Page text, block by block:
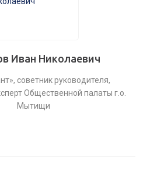
Иван Николаевич
советник руководителя,
Общественной палаты г.о.
Мытищи